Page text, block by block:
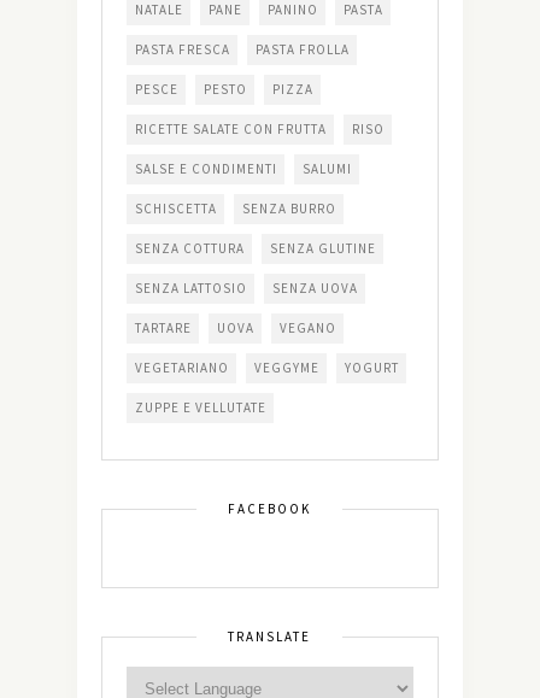
NATALE PANE PANINO PASTA
PASTA FRESCA PASTA FROLLA
PESCE PESTO PIZZA
RICETTE SALATE CON FRUTTA RISO
SALSE E CONDIMENTI SALUMI
SCHISCETTA SENZA BURRO
SENZA COTTURA SENZA GLUTINE
SENZA LATTOSIO SENZA UOVA
TARTARE UOVA VEGANO
VEGETARIANO VEGGYME YOGURT
ZUPPE E VELLUTATE
FACEBOOK
TRANSLATE